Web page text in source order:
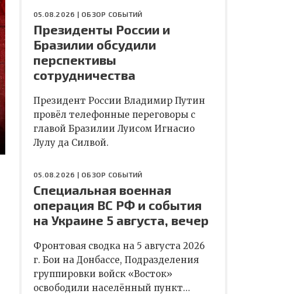
05.08.2026 | ОБЗОР СОБЫТИЙ
Президенты России и
Бразилии обсудили
перспективы
сотрудничества
Президент России Владимир Путин
провёл телефонные переговоры с
главой Бразилии Луисом Игнасио
Лулу да Силвой.
05.08.2026 | ОБЗОР СОБЫТИЙ
Специальная военная
операция ВС РФ и события
на Украине 5 августа, вечер
Фронтовая сводка на 5 августа 2026
г. Бои на Донбассе, Подразделения
группировки войск «Восток»
освободили населённый пункт…